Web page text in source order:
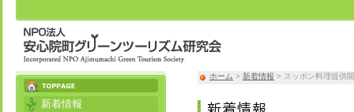
ホーム > 新着情報 > スッポン料理提供
新着情報